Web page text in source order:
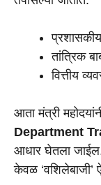
तांत्रिक
वित्तीय
आता मंत्री
Department
आधार घेतला जाईल.
केवळ ‘वशिलेबाजी’